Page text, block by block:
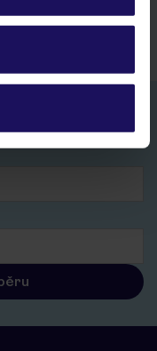
naleznete v
tvé rezervaci v myTUI
vaší e-mailové
potvrdit!